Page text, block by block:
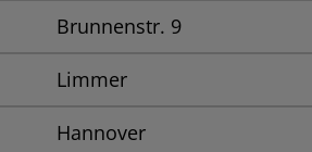
Brunnenstr. 9
Limmer
Hannover